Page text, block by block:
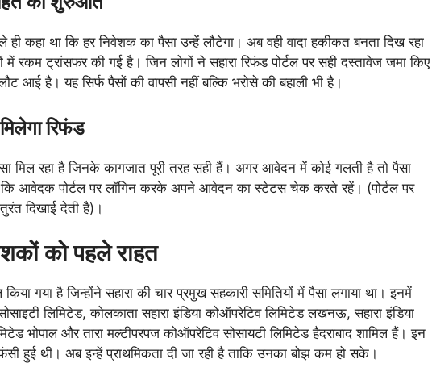
कहा था कि हर निवेशक का पैसा उन्हें लौटेगा। अब वही वादा हकीकत बनता दिख रहा
रकम ट्रांसफर की गई है। जिन लोगों ने सहारा रिफंड पोर्टल पर सही दस्तावेज जमा किए
आई है। यह सिर्फ पैसों की वापसी नहीं बल्कि भरोसे की बहाली भी है।
रिफंड
मिल रहा है जिनके कागजात पूरी तरह सही हैं। अगर आवेदन में कोई गलती है तो पैसा
आवेदक पोर्टल पर लॉगिन करके अपने आवेदन का स्टेटस चेक करते रहें। (पोर्टल पर
दिखाई देती है)।
को पहले राहत
गया है जिन्होंने सहारा की चार प्रमुख सहकारी समितियों में पैसा लगाया था। इनमें
लिमिटेड, कोलकाता सहारा इंडिया कोऑपरेटिव लिमिटेड लखनऊ, सहारा इंडिया
भोपाल और तारा मल्टीपरपज कोऑपरेटिव सोसायटी लिमिटेड हैदराबाद शामिल हैं। इन
हुई थी। अब इन्हें प्राथमिकता दी जा रही है ताकि उनका बोझ कम हो सके।